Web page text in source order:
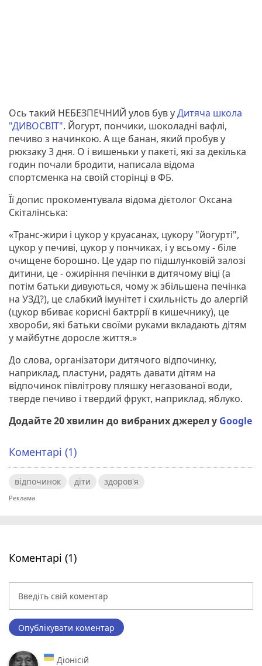
Ось такий НЕБЕЗПЕЧНИЙ улов був уДитяча школа
"ДИВОСВІТ". Йогурт, пончики, шоколадні вафлі,
печиво з начинкою. А ще банан, який пробув у
рюкзаку 3 дня. О і вишеньки у пакеті, які за декілька
годин почали бродити, написала відома
спортсменка на своїй сторінці в ФБ.
Її допис прокоментувала відома дієтолог Оксана
Скіталінська:
«Транс-жири і цукор у круасанах, цукору "йогурті",
цукор у печиві, цукор у пончиках, і у всьому - біле
очищене борошно. Це удар по підшлунковій залозі
дитини, це - ожиріння печінки в дитячому віці (а
потім батьки дивуються, чому ж збільшена печінка
на УЗД?), це слабкий імунітет і схильність до алергій
(цукор вбиває корисні бактррії в кишечнику), це
хвороби, які батьки своїми руками вкладають дітям
у майбутнє доросле життя.»
До слова, організатори дитячого відпочинку,
наприклад, пластуни, радять давати дітям на
відпочинок півлітрову пляшку негазованої води,
тверде печиво і твердий фрукт, наприклад, яблуко.
Додайте 20 хвилин до вибраних джерел у Google
Коментарі (1)
відпочинок діти здоров'я
Коментарі (1)
Опублікувати коментар
Діонісій